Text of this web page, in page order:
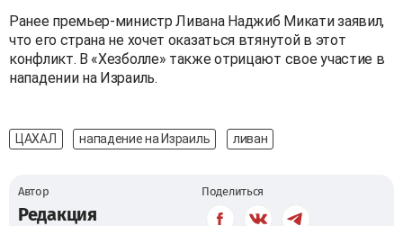
Ранее премьер-министр Ливана Наджиб Микати заявил,
что его страна не хочет оказаться втянутой в этот
конфликт. В «Хезболле» также отрицают свое участие в
нападении на Израиль.
ЦАХАЛ нападение на Израиль ливан
Автор
Редакция
Поделиться